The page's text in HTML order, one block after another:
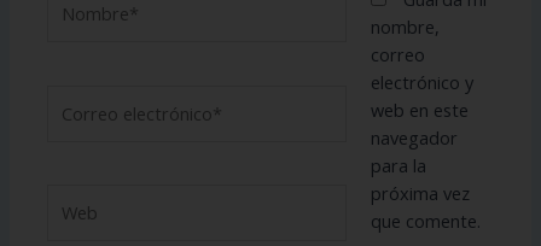
electrónico*
nombre,
correo
electrónico y
web en este
navegador
para la
próxima vez
que comente.